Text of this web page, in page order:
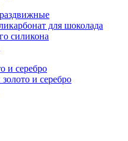
для шоколада
силикона
и серебро
и серебро